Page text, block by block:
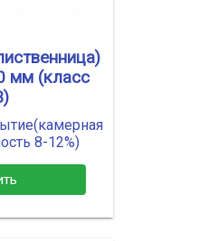
мм (класс
8-12%)